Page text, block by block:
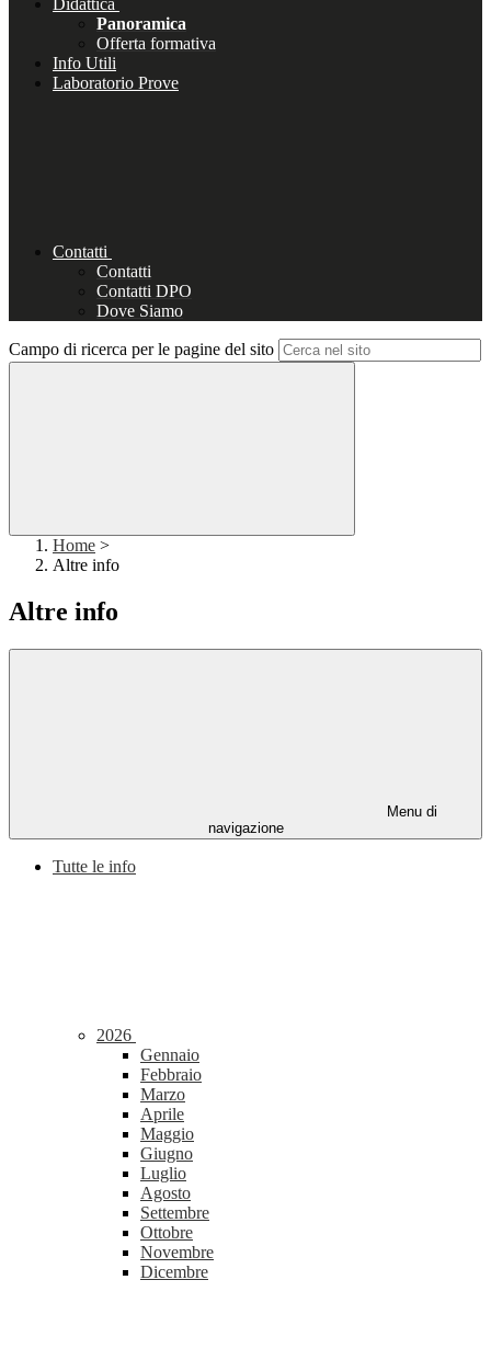
Didattica
Panoramica
Offerta formativa
Info Utili
Laboratorio Prove
Contatti
Contatti
Contatti DPO
Dove Siamo
Campo di ricerca per le pagine del sito
Home >
Altre info
Altre info
Menu di
navigazione
Tutte le info
2026
Gennaio
Febbraio
Marzo
Aprile
Maggio
Giugno
Luglio
Agosto
Settembre
Ottobre
Novembre
Dicembre